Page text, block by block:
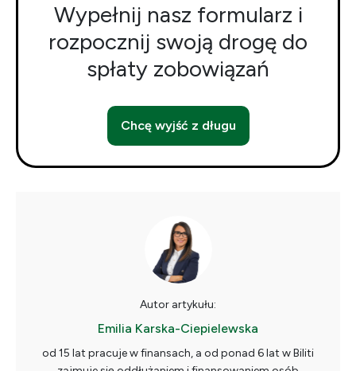
Wypełnij nasz formularz i
rozpocznij swoją drogę do
spłaty zobowiązań
Chcę wyjść z długu
Autor artykułu:
Emilia Karska-Ciepielewska
od 15 lat pracuje w finansach, a od ponad 6 lat w Biliti